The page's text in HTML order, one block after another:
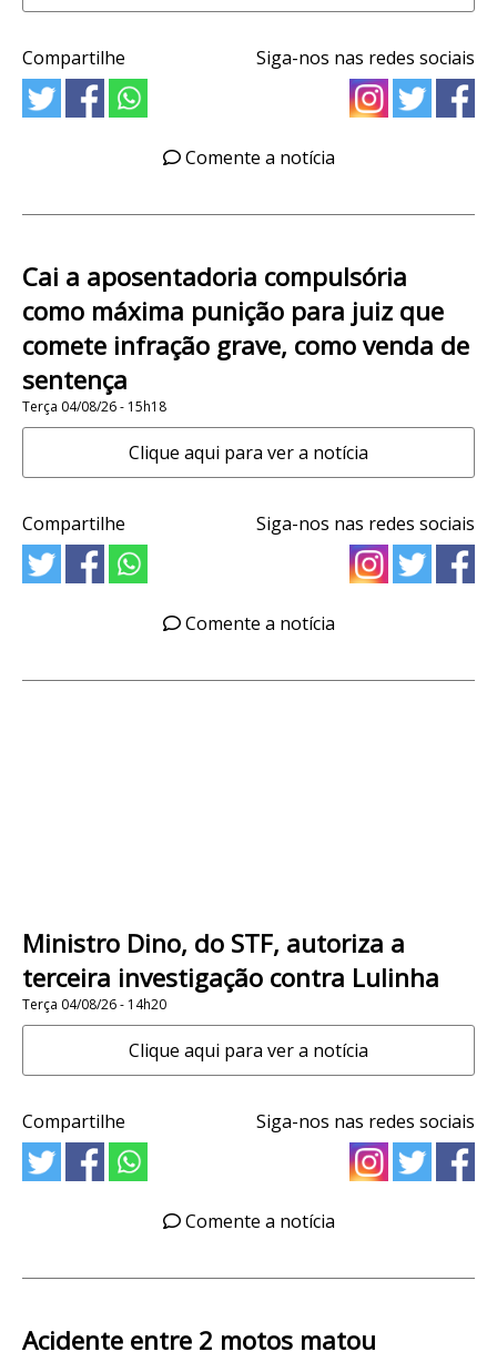
Compartilhe Siga-nos nas redes sociais
Comente a notícia
Cai a aposentadoria compulsória
como máxima punição para juiz que
comete infração grave, como venda de
sentença
Terça 04/08/26 - 15h18
Clique aqui para ver a notícia
Compartilhe Siga-nos nas redes sociais
Comente a notícia
Ministro Dino, do STF, autoriza a
terceira investigação contra Lulinha
Terça 04/08/26 - 14h20
Clique aqui para ver a notícia
Compartilhe Siga-nos nas redes sociais
Comente a notícia
Acidente entre 2 motos matou